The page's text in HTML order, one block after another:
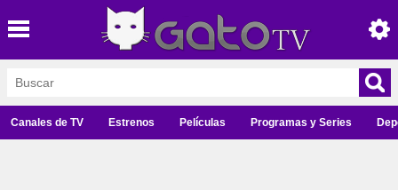
Canales de TV Estrenos Películas Programas y Series